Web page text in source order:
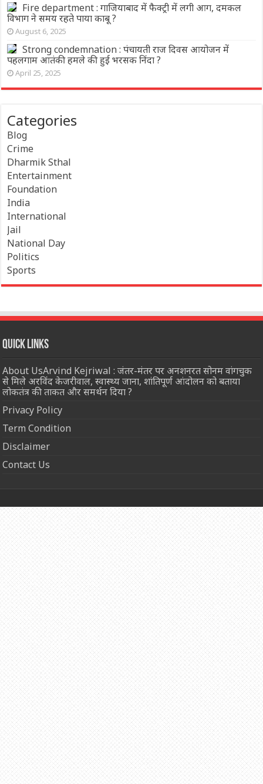
Fire department : गाजियाबाद में फैक्ट्री में लगी आग, दमकल
विभाग ने समय रहते पाया काबू ?
August 6, 2025
Strong condemnation : पंचायती राज दिवस आयोजन में
पहलगाम आतंकी हमले की हुई भरसक निंदा ?
April 25, 2025
Categories
Blog
Crime
Dharmik Sthal
Entertainment
Foundation
India
International
Jail
National Day
Politics
Sports
Quick Links
About UsArvind Kejriwal : जंतर-मंतर पर अनशनरत सोनम वांगचुक
से मिले अरविंद केजरीवाल, स्वास्थ्य जाना, शांतिपूर्ण आंदोलन को बताया
लोकतंत्र की ताकत और समर्थन दिया ?
Privacy Policy
Term Condition
Disclaimer
Contact Us